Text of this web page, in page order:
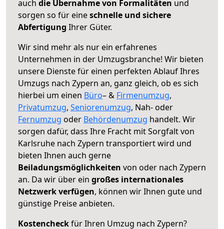
auch die Übernahme von Formalitäten und
sorgen so für eineschnelle und sichere
Abfertigung Ihrer Güter.
Wir sind mehr als nur ein erfahrenes
Unternehmen in der Umzugsbranche! Wir bieten
unsere Dienste für einen perfekten Ablauf Ihres
Umzugs nach Zypern an, ganz gleich, ob es sich
hierbei um einen Büro– & Firmenumzug,
Privatumzug, Seniorenumzug, Nah- oder
Fernumzug oder Behördenumzug handelt. Wir
sorgen dafür, dass Ihre Fracht mit Sorgfalt von
Karlsruhe nach Zypern transportiert wird und
bieten Ihnen auch gerne
Beiladungsmöglichkeiten von oder nach Zypern
an. Da wir über ein großes internationales
Netzwerk verfügen, können wir Ihnen gute und
günstige Preise anbieten.
Kostencheckfür Ihren Umzug nach Zypern?